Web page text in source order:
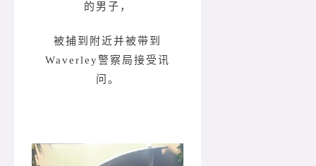
的男子，
被捕到附近并被带到
Waverley警察局接受讯
问。